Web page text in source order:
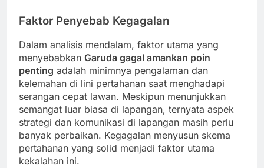
Faktor Penyebab Kegagalan
Dalam analisis mendalam, faktor utama yang
menyebabkan Garuda gagal amankan poin
penting adalah minimnya pengalaman dan
kelemahan di lini pertahanan saat menghadapi
serangan cepat lawan. Meskipun menunjukkan
semangat luar biasa di lapangan, ternyata aspek
strategi dan komunikasi di lapangan masih perlu
banyak perbaikan. Kegagalan menyusun skema
pertahanan yang solid menjadi faktor utama
kekalahan ini.